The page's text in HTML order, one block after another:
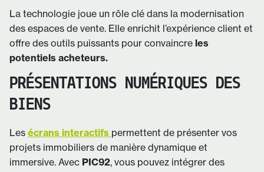
La technologie joue un rôle clé dans la modernisation
des espaces de vente. Elle enrichit l’expérience client et
offre des outils puissants pour convaincre les
potentiels acheteurs.
PRÉSENTATIONS NUMÉRIQUES DES
BIENS
Les écrans interactifs permettent de présenter vos
projets immobiliers de manière dynamique et
immersive. Avec PIC92, vous pouvez intégrer des